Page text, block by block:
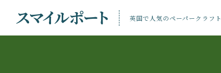
英国で人気のペーパークラフト